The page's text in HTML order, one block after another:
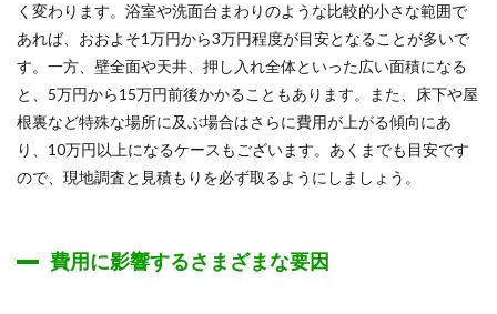
く変わります。浴室や洗面台まわりのような比較的小さな範囲で
あれば、おおよそ1万円から3万円程度が目安となることが多いで
す。一方、壁全面や天井、押し入れ全体といった広い面積になる
と、5万円から15万円前後かかることもあります。また、床下や屋
根裏など特殊な場所に及ぶ場合はさらに費用が上がる傾向にあ
り、10万円以上になるケースもございます。あくまでも目安です
ので、現地調査と見積もりを必ず取るようにしましょう。
費用に影響するさまざまな要因